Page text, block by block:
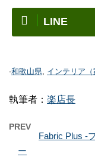
LINE
-和歌山県, インテリア
執筆者： 楽店長
PREV
Fabric Plus -
ー